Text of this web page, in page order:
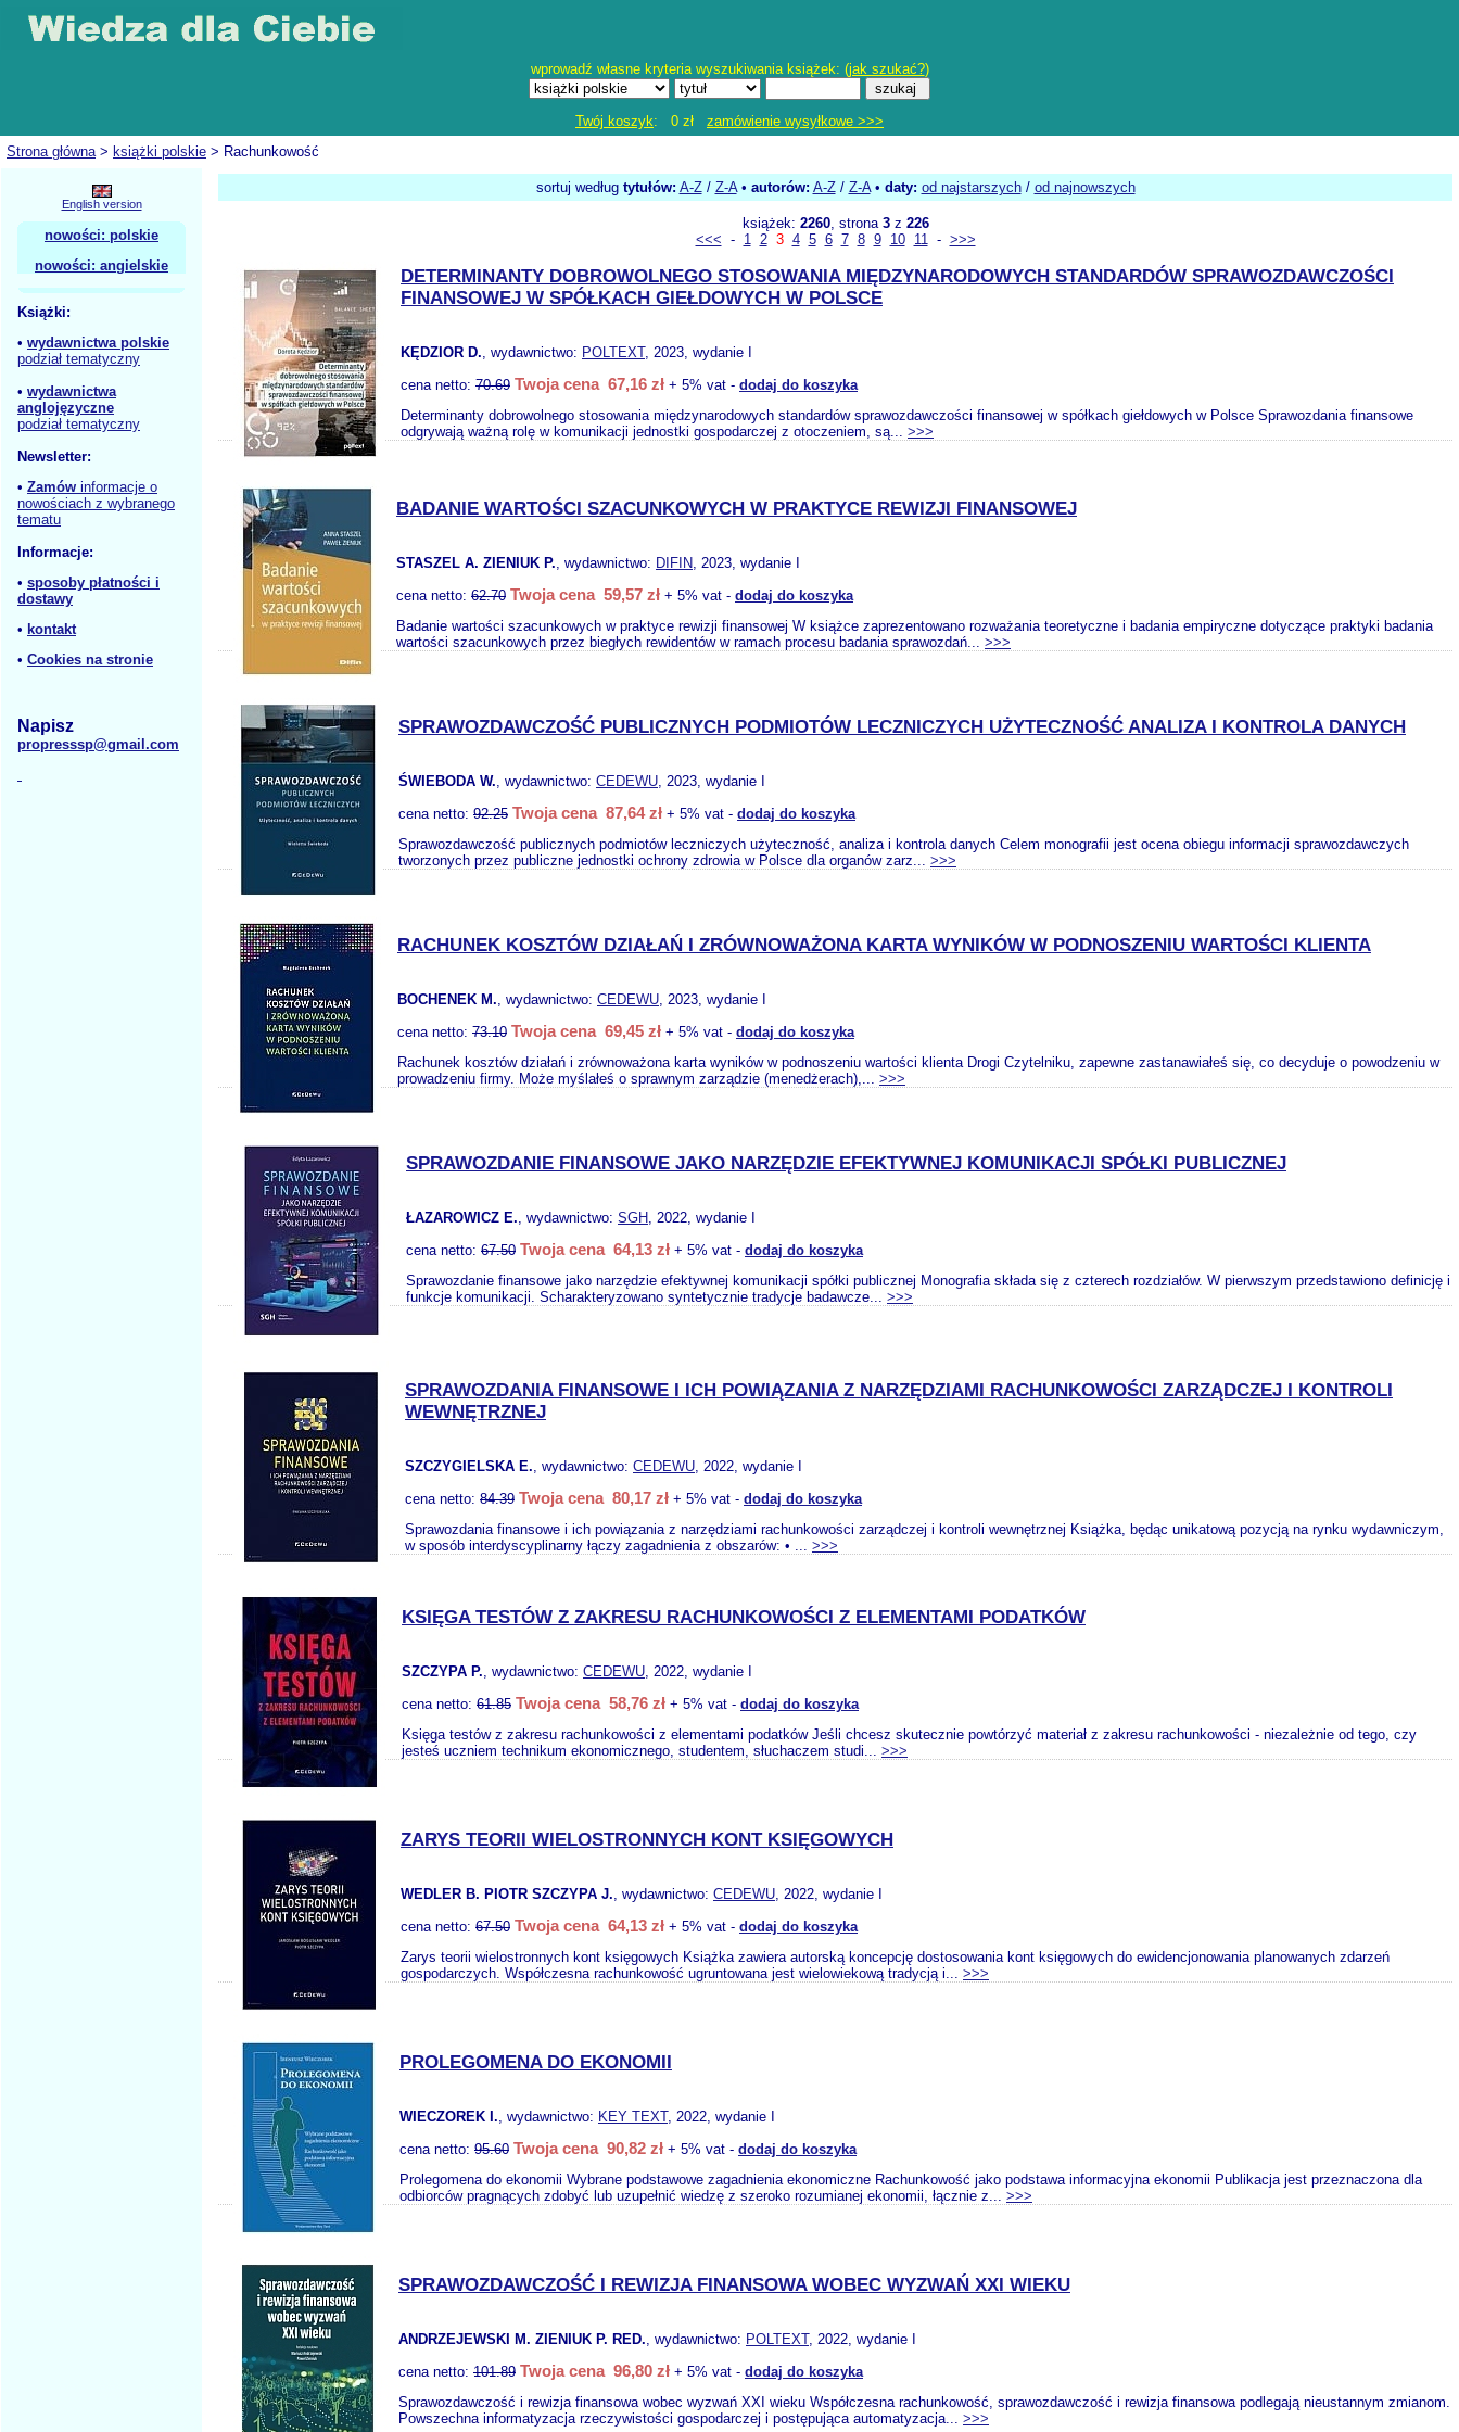
wprowadź własne kryteria wyszukiwania książek: (jak szukać?)
Twój koszyk: 0 zł zamówienie wysyłkowe >>>
Strona główna> książki polskie > Rachunkowość
English version
nowości: polskie
nowości: angielskie
Książki:
• wydawnictwa polskie
podział tematyczny
• wydawnictwa
anglojęzyczne
podział tematyczny
Newsletter:
• Zamów informacje o
nowościach z wybranego
tematu
Informacje:
• sposoby płatności i
dostawy
• kontakt
• Cookies na stronie
Napisz
propresssp@gmail.com
sortuj według tytułów: A-Z/ Z-A• autorów: A-Z/ Z-A• daty: od najstarszych/ od najnowszych
książek: 2260, strona 3z 226
<<< - 1 2 3 4 5 6 7 8 9 10 11- >>>
DETERMINANTY DOBROWOLNEGO STOSOWANIA MIĘDZYNARODOWYCH STANDARDÓW SPRAWOZDAWCZOŚCI
FINANSOWEJ W SPÓŁKACH GIEŁDOWYCH W POLSCE
KĘDZIOR D., wydawnictwo: POLTEXT, 2023, wydanie I
cena netto: 70.69 Twoja cena 67,16 zł + 5% vat - dodaj do koszyka
Determinanty dobrowolnego stosowania międzynarodowych standardów sprawozdawczości finansowej w spółkach giełdowych w Polsce Sprawozdania finansowe
odgrywają ważną rolę w komunikacji jednostki gospodarczej z otoczeniem, są... >>>
BADANIE WARTOŚCI SZACUNKOWYCH W PRAKTYCE REWIZJI FINANSOWEJ
STASZEL A. ZIENIUK P., wydawnictwo: DIFIN, 2023, wydanie I
cena netto: 62.70 Twoja cena 59,57 zł + 5% vat - dodaj do koszyka
Badanie wartości szacunkowych w praktyce rewizji finansowej W książce zaprezentowano rozważania teoretyczne i badania empiryczne dotyczące praktyki badania
wartości szacunkowych przez biegłych rewidentów w ramach procesu badania sprawozdań... >>>
SPRAWOZDAWCZOŚĆ PUBLICZNYCH PODMIOTÓW LECZNICZYCH UŻYTECZNOŚĆ ANALIZA I KONTROLA DANYCH
ŚWIEBODA W., wydawnictwo: CEDEWU, 2023, wydanie I
cena netto: 92.25 Twoja cena 87,64 zł + 5% vat - dodaj do koszyka
Sprawozdawczość publicznych podmiotów leczniczych użyteczność, analiza i kontrola danych Celem monografii jest ocena obiegu informacji sprawozdawczych
tworzonych przez publiczne jednostki ochrony zdrowia w Polsce dla organów zarz... >>>
RACHUNEK KOSZTÓW DZIAŁAŃ I ZRÓWNOWAŻONA KARTA WYNIKÓW W PODNOSZENIU WARTOŚCI KLIENTA
BOCHENEK M., wydawnictwo: CEDEWU, 2023, wydanie I
cena netto: 73.10 Twoja cena 69,45 zł + 5% vat - dodaj do koszyka
Rachunek kosztów działań i zrównoważona karta wyników w podnoszeniu wartości klienta Drogi Czytelniku, zapewne zastanawiałeś się, co decyduje o powodzeniu w
prowadzeniu firmy. Może myślałeś o sprawnym zarządzie (menedżerach),... >>>
SPRAWOZDANIE FINANSOWE JAKO NARZĘDZIE EFEKTYWNEJ KOMUNIKACJI SPÓŁKI PUBLICZNEJ
ŁAZAROWICZ E., wydawnictwo: SGH, 2022, wydanie I
cena netto: 67.50 Twoja cena 64,13 zł + 5% vat - dodaj do koszyka
Sprawozdanie finansowe jako narzędzie efektywnej komunikacji spółki publicznej Monografia składa się z czterech rozdziałów. W pierwszym przedstawiono definicję i
funkcje komunikacji. Scharakteryzowano syntetycznie tradycje badawcze... >>>
SPRAWOZDANIA FINANSOWE I ICH POWIĄZANIA Z NARZĘDZIAMI RACHUNKOWOŚCI ZARZĄDCZEJ I KONTROLI
WEWNĘTRZNEJ
SZCZYGIELSKA E., wydawnictwo: CEDEWU, 2022, wydanie I
cena netto: 84.39 Twoja cena 80,17 zł + 5% vat - dodaj do koszyka
Sprawozdania finansowe i ich powiązania z narzędziami rachunkowości zarządczej i kontroli wewnętrznej Książka, będąc unikatową pozycją na rynku wydawniczym,
w sposób interdyscyplinarny łączy zagadnienia z obszarów: • ... >>>
KSIĘGA TESTÓW Z ZAKRESU RACHUNKOWOŚCI Z ELEMENTAMI PODATKÓW
SZCZYPA P., wydawnictwo: CEDEWU, 2022, wydanie I
cena netto: 61.85 Twoja cena 58,76 zł + 5% vat - dodaj do koszyka
Księga testów z zakresu rachunkowości z elementami podatków Jeśli chcesz skutecznie powtórzyć materiał z zakresu rachunkowości - niezależnie od tego, czy
jesteś uczniem technikum ekonomicznego, studentem, słuchaczem studi... >>>
ZARYS TEORII WIELOSTRONNYCH KONT KSIĘGOWYCH
WEDLER B. PIOTR SZCZYPA J., wydawnictwo: CEDEWU, 2022, wydanie I
cena netto: 67.50 Twoja cena 64,13 zł + 5% vat - dodaj do koszyka
Zarys teorii wielostronnych kont księgowych Książka zawiera autorską koncepcję dostosowania kont księgowych do ewidencjonowania planowanych zdarzeń
gospodarczych. Współczesna rachunkowość ugruntowana jest wielowiekową tradycją i... >>>
PROLEGOMENA DO EKONOMII
WIECZOREK I., wydawnictwo: KEY TEXT, 2022, wydanie I
cena netto: 95.60 Twoja cena 90,82 zł + 5% vat - dodaj do koszyka
Prolegomena do ekonomii Wybrane podstawowe zagadnienia ekonomiczne Rachunkowość jako podstawa informacyjna ekonomii Publikacja jest przeznaczona dla
odbiorców pragnących zdobyć lub uzupełnić wiedzę z szeroko rozumianej ekonomii, łącznie z... >>>
SPRAWOZDAWCZOŚĆ I REWIZJA FINANSOWA WOBEC WYZWAŃ XXI WIEKU
ANDRZEJEWSKI M. ZIENIUK P. RED., wydawnictwo: POLTEXT, 2022, wydanie I
cena netto: 101.89 Twoja cena 96,80 zł + 5% vat - dodaj do koszyka
Sprawozdawczość i rewizja finansowa wobec wyzwań XXI wieku Współczesna rachunkowość, sprawozdawczość i rewizja finansowa podlegają nieustannym zmianom.
Powszechna informatyzacja rzeczywistości gospodarczej i postępująca automatyzacja... >>>